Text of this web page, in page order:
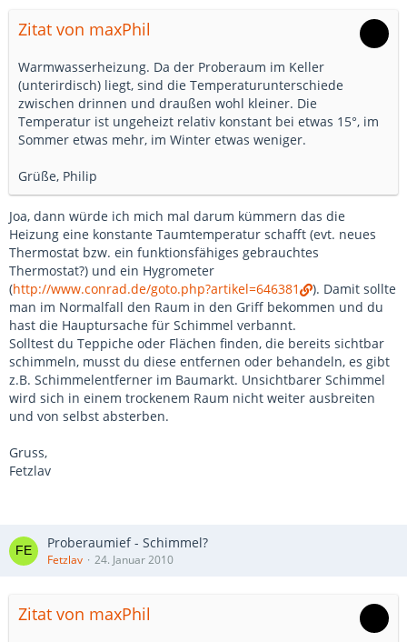
Zitat von maxPhil
Warmwasserheizung. Da der Proberaum im Keller
(unterirdisch) liegt, sind die Temperaturunterschiede
zwischen drinnen und draußen wohl kleiner. Die
Temperatur ist ungeheizt relativ konstant bei etwas 15°, im
Sommer etwas mehr, im Winter etwas weniger.
Grüße, Philip
Joa, dann würde ich mich mal darum kümmern das die
Heizung eine konstante Taumtemperatur schafft (evt. neues
Thermostat bzw. ein funktionsfähiges gebrauchtes
Thermostat?) und ein Hygrometer
(http://www.conrad.de/goto.php?artikel=646381
). Damit sollte
man im Normalfall den Raum in den Griff bekommen und du
hast die Hauptursache für Schimmel verbannt.
Solltest du Teppiche oder Flächen finden, die bereits sichtbar
schimmeln, musst du diese entfernen oder behandeln, es gibt
z.B. Schimmelentferner im Baumarkt. Unsichtbarer Schimmel
wird sich in einem trockenem Raum nicht weiter ausbreiten
und von selbst absterben.
Gruss,
Fetzlav
Proberaumief - Schimmel?
Fetzlav 24. Januar 2010
Zitat von maxPhil